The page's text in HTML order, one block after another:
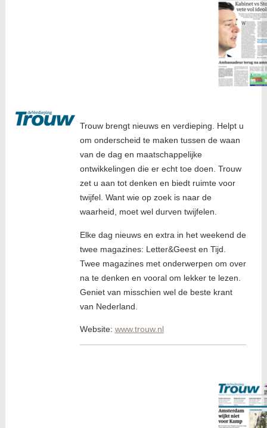
Trouw brengt nieuws en verdieping. Helpt u
om onderscheid te maken tussen de waan
van de dag en maatschappelijke
ontwikkelingen die er echt toe doen. Trouw
zet u aan tot denken en biedt ruimte voor
twijfel. Want wie op zoek is naar de
waarheid, moet wel durven twijfelen.
Elke dag nieuws en extra in het weekend de
twee magazines: Letter&Geest en Tijd.
Twee magazines met onderwerpen om over
na te denken en vooral om lekker te lezen.
Geniet van misschien wel de beste krant
van Nederland.
Website: www.trouw.nl